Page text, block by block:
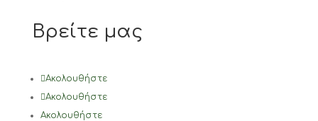
Βρείτε μας
Ακολουθήστε
Ακολουθήστε
Ακολουθήστε